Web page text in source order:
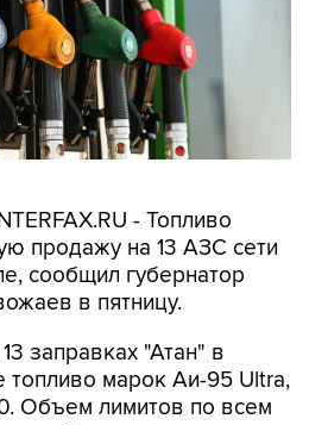
- Топливо
продажу на 13 АЗС сети
сообщил губернатор
в пятницу.
заправках "Атан" в
марок Аи-95 Ultra,
Объем лимитов по всем